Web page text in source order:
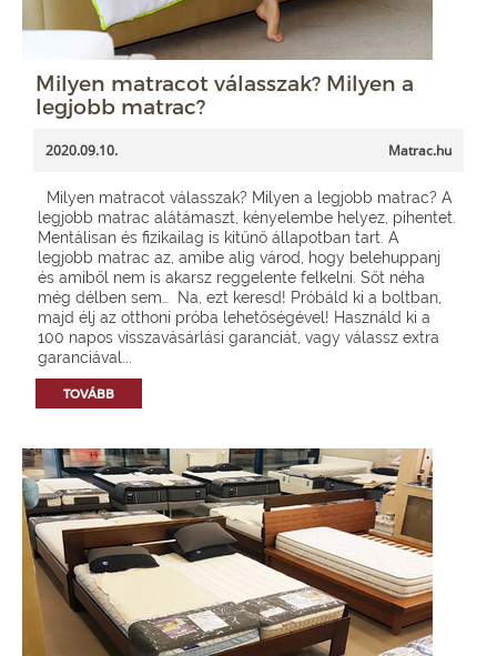
Milyen matracot válasszak? Milyen a
legjobb matrac?
2020.09.10. Matrac.hu
Milyen matracot válasszak? Milyen a legjobb matrac? A
legjobb matrac alátámaszt, kényelembe helyez, pihentet.
Mentálisan és fizikailag is kitűnő állapotban tart. A
legjobb matrac az, amibe alig várod, hogy belehuppanj
és amiből nem is akarsz reggelente felkelni. Sőt néha
még délben sem… Na, ezt keresd! Próbáld ki a boltban,
majd élj az otthoni próba lehetőségével! Használd ki a
100 napos visszavásárlási garanciát, vagy válassz extra
garanciával...
TOVÁBB